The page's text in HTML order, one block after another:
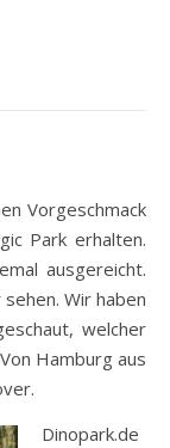
Vorgeschmack
Park erhalten.
ausgereicht.
Wir haben
welcher
Hamburg aus
Dinopark.de